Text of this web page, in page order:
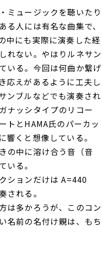
ミュージックを聴いたり
人には有名な曲集で、
中にも実際に演奏した経
れない。やはりルネサン
いる。今回は何曲か繋げ
応えがあるように工夫し
ンブルなどでも演奏され
ナッシタイプのリコー
トとHAMA氏のパーカッ
響くと想像している。
の中に溶け合う音（音
いる。
ションだけは A=440
される。
は多かろうが、このコン
名前の名付け親は、もち